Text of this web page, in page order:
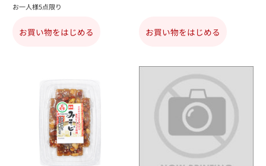
お一人様5点限り
お買い物をはじめる お買い物をはじめる